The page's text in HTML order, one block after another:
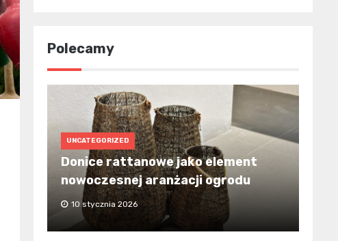
Polecamy
UNCATEGORIZED
Donice rattanowe jako element
nowoczesnej aranżacji ogrodu
10 stycznia 2026